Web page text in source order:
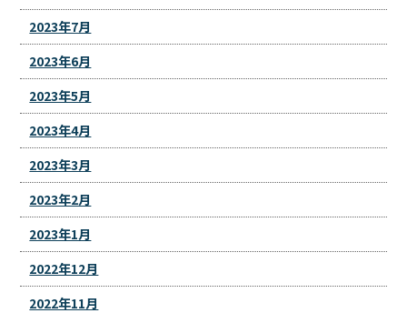
2023年7月
2023年6月
2023年5月
2023年4月
2023年3月
2023年2月
2023年1月
2022年12月
2022年11月